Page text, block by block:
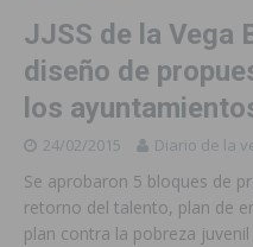
JJSS de la Vega
diseño de
los
24/02/2015 Diario de la
Se aprobaron 5 bloques de
retorno del talento, plan de
plan contra la pobreza juvenil